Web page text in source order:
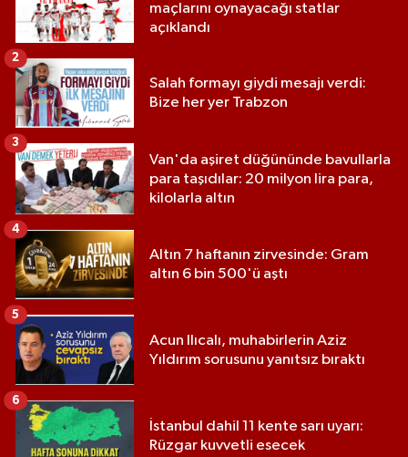
maçlarını oynayacağı statlar
açıklandı
Salah formayı giydi mesajı verdi:
Bize her yer Trabzon
2
Van'da aşiret düğününde bavullarla
para taşıdılar: 20 milyon lira para,
kilolarla altın
3
Altın 7 haftanın zirvesinde: Gram
altın 6 bin 500'ü aştı
4
Acun Ilıcalı, muhabirlerin Aziz
Yıldırım sorusunu yanıtsız bıraktı
5
İstanbul dahil 11 kente sarı uyarı:
Rüzgar kuvvetli esecek
6